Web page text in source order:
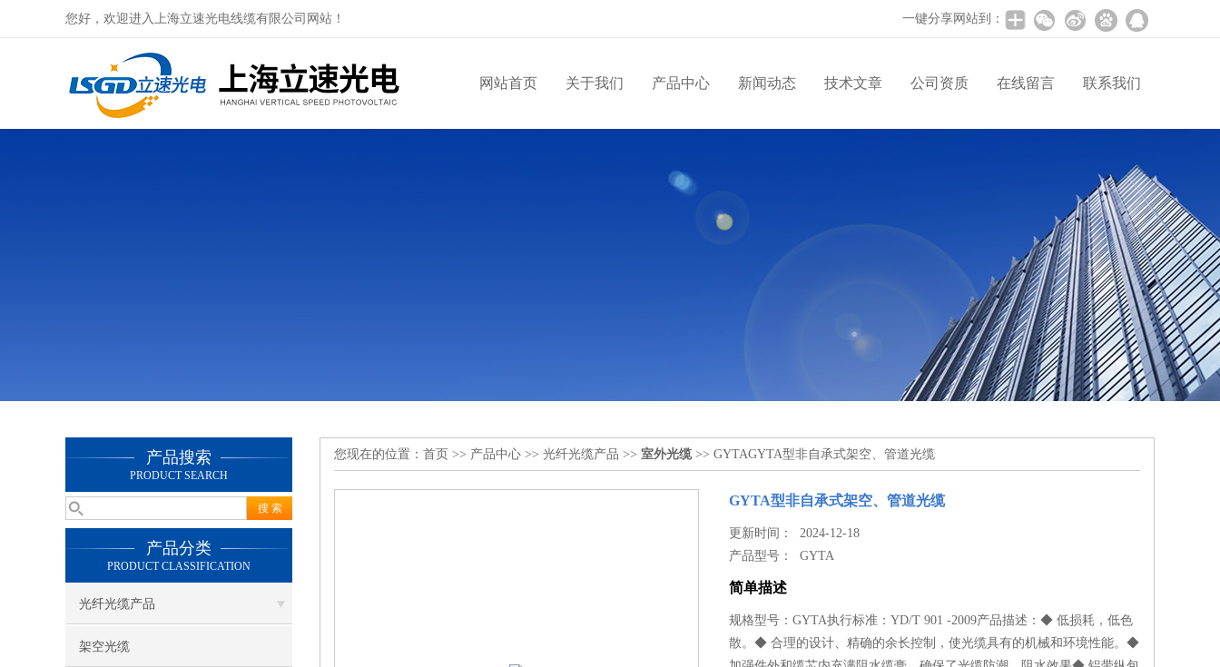
您好，欢迎进入上海立速光电线缆有限公司网站！ 一键分享网站到：
网站首页 关于我们 产品中心 新闻动态 技术文章 公司资质 在线留言 联系我们
产品搜索
PRODUCT SEARCH
产品分类
PRODUCT CLASSIFICATION
光纤光缆产品
架空光缆
您现在的位置： 首页 >> 产品中心 >> 光纤光缆产品 >> 室外光缆>> GYTAGYTA型非自承式架空、管道光缆
GYTA型非自承式架空、管道光缆
更新时间： 2024-12-18
产品型号：GYTA
简单描述
规格型号：GYTA执行标准：YD/T 901 -2009产品描述：◆ 低损耗，低色
散。◆ 合理的设计、精确的余长控制，使光缆具有的机械和环境性能。◆